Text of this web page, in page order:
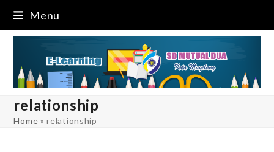
content
Menu
relationship
Home »relationship